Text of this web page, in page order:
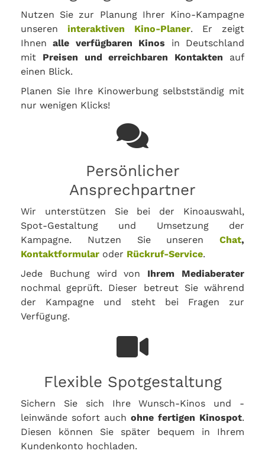
Nutzen Sie zur Planung Ihrer Kino-Kampagne
unseren interaktiven Kino-Planer. Er zeigt
Ihnenalle verfügbaren Kinos in Deutschland
mit Preisen und erreichbaren Kontakten auf
einen Blick.
Planen Sie Ihre Kinowerbung selbstständig mit
nur wenigen Klicks!
Persönlicher
Ansprechpartner
Wir unterstützen Sie bei der Kinoauswahl,
Spot-Gestaltung und Umsetzung der
Kampagne. Nutzen Sie unseren Chat,
Kontaktformular oder Rückruf-Service.
Jede Buchung wird von Ihrem Mediaberater
nochmal geprüft. Dieser betreut Sie während
der Kampagne und steht bei Fragen zur
Verfügung.
Flexible Spotgestaltung
Sichern Sie sich Ihre Wunsch-Kinos und -
leinwände sofort auch ohne fertigen Kinospot.
Diesen können Sie später bequem in Ihrem
Kundenkonto hochladen.